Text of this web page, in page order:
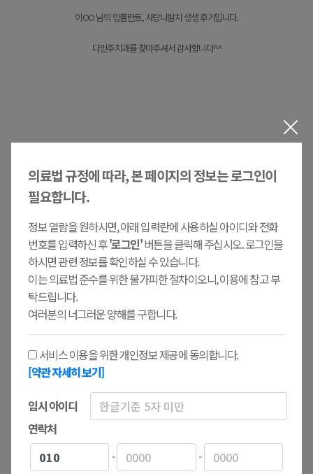
의료법 규정에 따라, 본 페이지의 정보는 로그인이
필요합니다.
정보 열람을 원하시면, 아래 입력란에 사용하실 아이디와 전화
번호를 입력하신 후'로그인'버튼을 클릭해 주십시오. 로그인을
하시면 관련 정보를 확인하실 수 있습니다.
이는 의료법 준수를 위한 불가피한 절차이오니, 이용에 참고 부
탁드립니다.
여러분의 너그러운 양해를 구합니다.
서비스 이용을 위한 개인정보 제공에 동의합니다.
[약관 자세히 보기]
임시 아이디
연락처
-
-
이OO 님의 임플란트, 사랑니발치 생생 후기입니다.
다믿주치과를 찾아주셔서 감사합니다^^
임OO 님의 생생후기
댓글목록0
등록된 댓글이 없습니다.